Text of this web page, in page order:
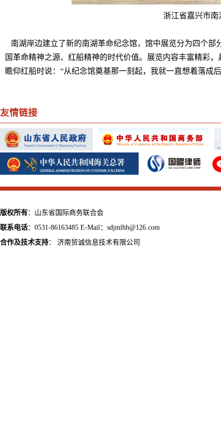
浙江省嘉兴市
南湖岸边建立了新的南湖革命纪念馆，馆中展览分为四个
国革命精神之源、红船精神的时代价值。展览内容丰富精彩
瞻仰红船时说：“从纪念馆奠基那一刻起，我就一直想着落成
友情链接
版权所有：山东省国际商务联合会
联系电话：0531-86163485 E-Mail：sdjmlhh@126.com
合作及技术支持： 济南贸诚信息技术有限公司